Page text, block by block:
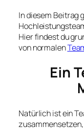
In diesem Beitrag
Hier findest du
von normalen
Ein
Natürlich ist ein